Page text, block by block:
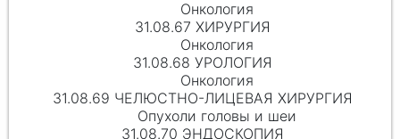
Онкология
31.08.67 ХИРУРГИЯ
Онкология
31.08.68 УРОЛОГИЯ
Онкология
31.08.69 ЧЕЛЮСТНО-ЛИЦЕВАЯ ХИРУРГИЯ
Опухоли головы и шеи
31.08.70 ЭНДОСКОПИЯ